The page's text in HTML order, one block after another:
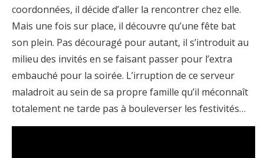
coordonnées, il décide d’aller la rencontrer chez elle.
Mais une fois sur place, il découvre qu’une fête bat
son plein. Pas découragé pour autant, il s’introduit au
milieu des invités en se faisant passer pour l’extra
embauché pour la soirée. L’irruption de ce serveur
maladroit au sein de sa propre famille qu’il méconnaît
totalement ne tarde pas à bouleverser les festivités…